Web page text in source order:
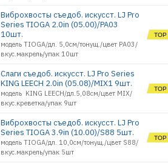
Виброхвосты съедоб. искусст. LJ Pro
Series TIOGA 2.0in (05.00)/PA03
10шт.
модель TIOGA/дл. 5,0см/тонущ./цвет PA03/
вкус.макрель/упак 10шт
Слаги съедоб. искусст. LJ Pro Series
KING LEECH 2.0in (05.08)/MIX1 9шт.
модель KING LEECH/дл.5,08см/цвет MIX/
вкус.креветка/упак 9шт
Виброхвосты съедоб. искусст. LJ Pro
Series TIOGA 3.9in (10.00)/S88 5шт.
модель TIOGA/дл. 10,0см/тонущ./цвет S88/
вкус.макрель/упак 5шт